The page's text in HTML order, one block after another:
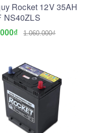
Rocket 12V 35AH
NS40ZLS
1.060.000₫